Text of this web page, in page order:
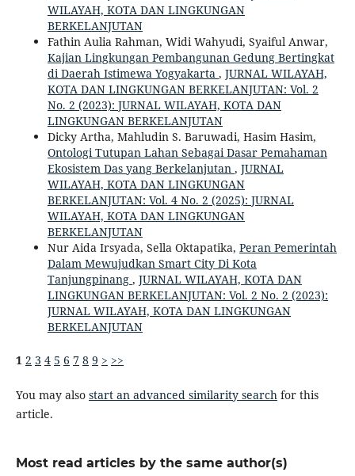
WILAYAH, KOTA DAN LINGKUNGAN
BERKELANJUTAN
Fathin Aulia Rahman, Widi Wahyudi, Syaiful Anwar,
Kajian Lingkungan Pembangunan Gedung Bertingkat
di Daerah Istimewa Yogyakarta , JURNAL WILAYAH,
KOTA DAN LINGKUNGAN BERKELANJUTAN: Vol. 2
No. 2 (2023): JURNAL WILAYAH, KOTA DAN
LINGKUNGAN BERKELANJUTAN
Dicky Artha, Mahludin S. Baruwadi, Hasim Hasim,
Ontologi Tutupan Lahan Sebagai Dasar Pemahaman
Ekosistem Das yang Berkelanjutan , JURNAL
WILAYAH, KOTA DAN LINGKUNGAN
BERKELANJUTAN: Vol. 4 No. 2 (2025): JURNAL
WILAYAH, KOTA DAN LINGKUNGAN
BERKELANJUTAN
Nur Aida Irsyada, Sella Oktapatika, Peran Pemerintah
Dalam Mewujudkan Smart City Di Kota
Tanjungpinang , JURNAL WILAYAH, KOTA DAN
LINGKUNGAN BERKELANJUTAN: Vol. 2 No. 2 (2023):
JURNAL WILAYAH, KOTA DAN LINGKUNGAN
BERKELANJUTAN
1 2 3 4 5 6 7 8 9 > >>
You may also start an advanced similarity searchfor this
article.
Most read articles by the same author(s)